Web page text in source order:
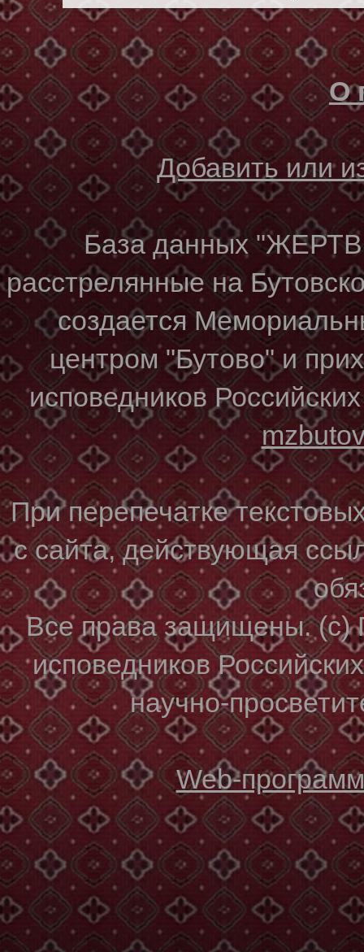
О
Добавить или
База данных
расстрелянные на
создается
центром "Бутово" и
исповедников
При перепечатке
с сайта, действующая
Все права защищены. (с)
исповедников
научно-
Web-